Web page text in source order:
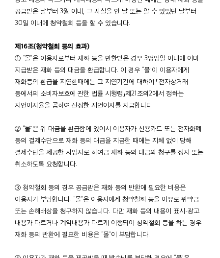
공급받은 날부터 3월 이내, 그 사실을 안 날 또는 알 수 있었던 날부터
30일 이내에 청약철회 등을 할 수 있습니다.
제16조(청약철회 등의 효과)
① “몰”은 이용자로부터 재화 등을 반환받은 경우 3영업일 이내에 이미
지급받은 재화 등의 대금을 환급합니다. 이 경우 “몰”이 이용자에게
재화등의 환급을 지연한때에는 그 지연기간에 대하여 「전자상거래
등에서의 소비자보호에 관한 법률 시행령」제21조의2에서 정하는
지연이자율을 곱하여 산정한 지연이자를 지급합니다.
② “몰”은 위 대금을 환급함에 있어서 이용자가 신용카드 또는 전자화폐
등의 결제수단으로 재화 등의 대금을 지급한 때에는 지체 없이 당해
결제수단을 제공한 사업자로 하여금 재화 등의 대금의 청구를 정지 또는
취소하도록 요청합니다.
③ 청약철회 등의 경우 공급받은 재화 등의 반환에 필요한 비용은
이용자가 부담합니다. “몰”은 이용자에게 청약철회 등을 이유로 위약금
또는 손해배상을 청구하지 않습니다. 다만 재화 등의 내용이 표시·광고
내용과 다르거나 계약내용과 다르게 이행되어 청약철회 등을 하는 경우
재화 등의 반환에 필요한 비용은 “몰”이 부담합니다.